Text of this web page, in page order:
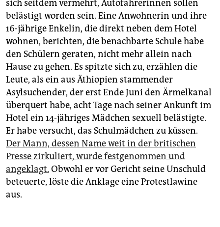
sich seitdem vermehrt, Autofahrerinnen sollen
belästigt worden sein. Eine Anwohnerin und ihre
16-jährige Enkelin, die direkt neben dem Hotel
wohnen, berichten, die benachbarte Schule habe
den Schülern geraten, nicht mehr allein nach
Hause zu gehen. Es spitzte sich zu, erzählen die
Leute, als ein aus Äthiopien stammender
Asylsuchender, der erst Ende Juni den Ärmelkanal
überquert habe, acht Tage nach seiner Ankunft im
Hotel ein 14-jähriges Mädchen sexuell belästigte.
Er habe versucht, das Schulmädchen zu küssen.
Der Mann, dessen Name weit in der britischen
Presse zirkuliert, wurde festgenommen und
angeklagt. Obwohl er vor Gericht seine Unschuld
beteuerte, löste die Anklage eine Protestlawine
aus.